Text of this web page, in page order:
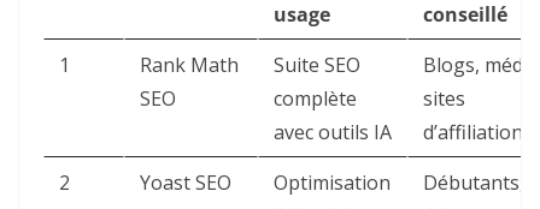
usage
conseillé
1
Rank Math
SEO
Suite SEO
complète
avec outils IA
Blogs,
sites
d’affiliation
2
Yoast SEO
Optimisation
Débutants,